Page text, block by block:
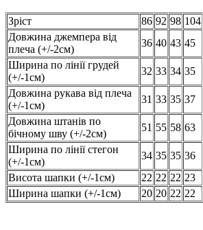
Зріст 86 92 98 104
Довжина джемпера від
плеча (+/-2см)
36 40 43 45
Ширина по лінії грудей
(+/-1см)
32 33 34 35
Довжина рукава від плеча
(+/-1см)
31 33 35 37
Довжина штанів по
бічному шву (+/-2см)
51 55 58 63
Ширина по лінії стегон
(+/-1см)
34 35 35 36
Висота шапки (+/-1см)
22 22 22 23
Ширина шапки (+/-1см)
20 20 22 22